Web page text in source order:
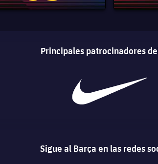
Principales patrocinadores
Sigue al Barça en las redes